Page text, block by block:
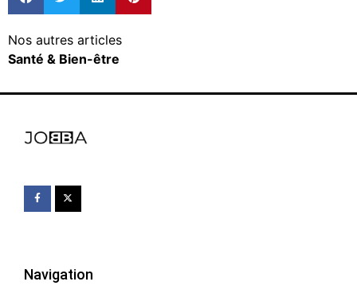
Nos autres articles
Santé & Bien-être
Navigation